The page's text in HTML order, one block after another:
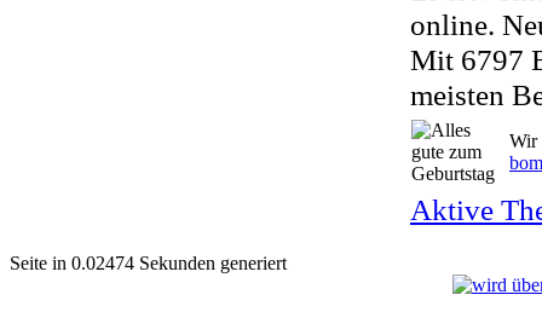
online.
Mit 6797
meisten
Wir
Aktive
Seite in 0.02474 Sekunden generiert